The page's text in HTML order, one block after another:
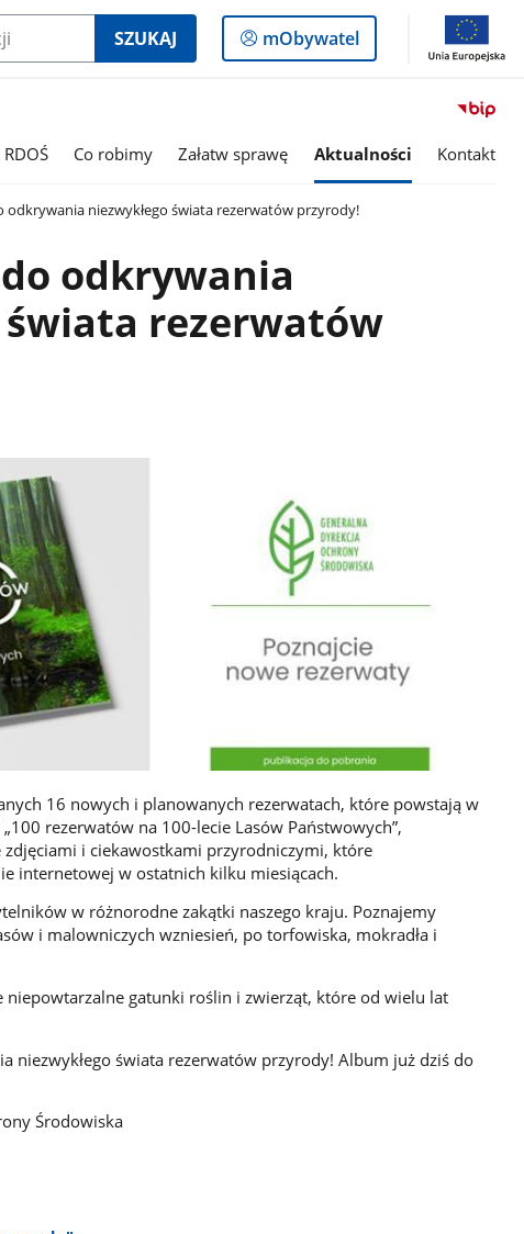
SZUKAJ
Logowanie
do
mObywatel
RDOŚ Co robimy Załatw sprawę Aktualności Kontakt
odkrywania niezwykłego świata rezerwatów przyrody!
odkrywania
świata rezerwatów
16 nowych i planowanych rezerwatach, które powstają w
rezerwatów na 100-lecie Lasów Państwowych”,
i ciekawostkami przyrodniczymi, które
internetowej w ostatnich kilku miesiącach.
w różnorodne zakątki naszego kraju. Poznajemy
i malowniczych wzniesień, po torfowiska, mokradła i
niepowtarzalne gatunki roślin i zwierząt, które od wielu lat
niezwykłego świata rezerwatów przyrody! Album już dziś do
Środowiska